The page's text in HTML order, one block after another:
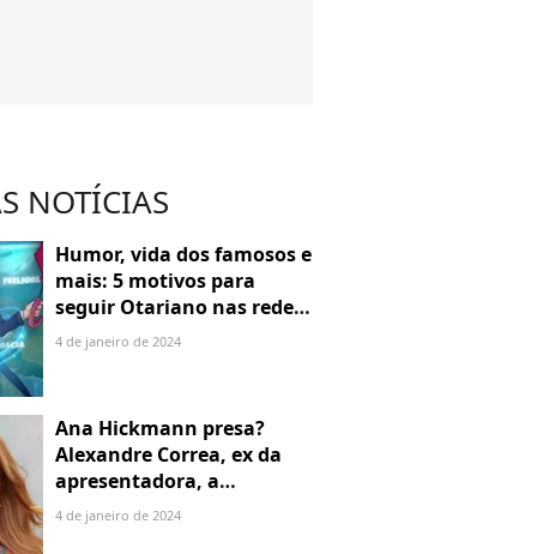
NOTÍCIAS
Humor, vida dos famosos e
mais: 5 motivos para
seguir Otariano nas redes
sociais
4 de janeiro de 2024
Ana Hickmann presa?
Alexandre Correa, ex da
apresentadora, a
denuncia por alienação
4 de janeiro de 2024